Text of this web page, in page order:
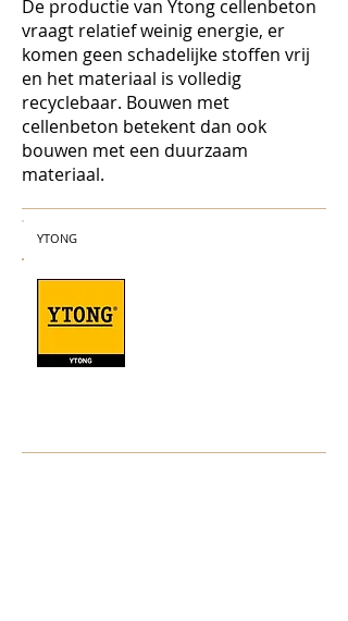
De productie van Ytong cellenbeton
vraagt relatief weinig energie, er
komen geen schadelijke stoffen vrij
en het materiaal is volledig
recyclebaar. Bouwen met
cellenbeton betekent dan ook
bouwen met een duurzaam
materiaal.
YTONG